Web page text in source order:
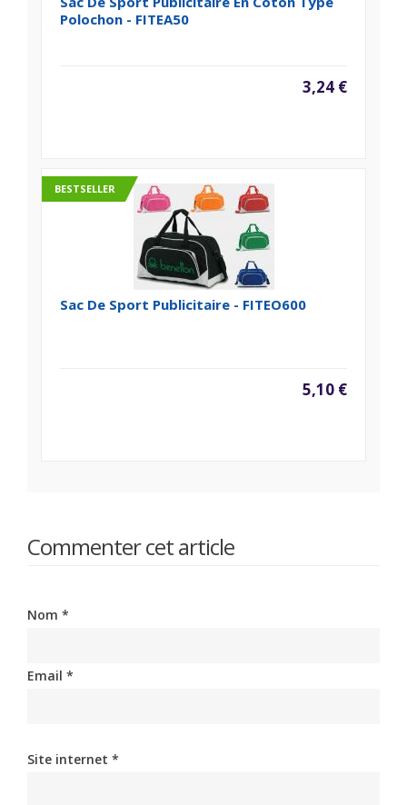
Polochon - FITEA50
3,24 €
BESTSELLER
Sac De Sport Publicitaire - FITEO600
5,10 €
Commenter cet article
Nom *
Email *
Site internet *